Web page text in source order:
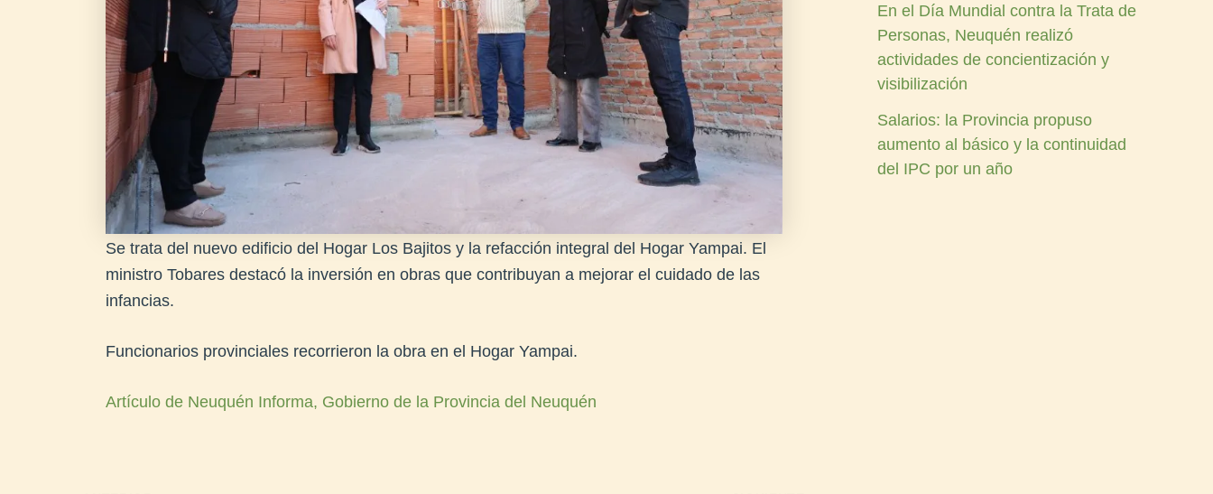
Se trata del nuevo edificio del Hogar Los Bajitos y la refacción integral del Hogar Yampai. El
ministro Tobares destacó la inversión en obras que contribuyan a mejorar el cuidado de las
infancias.
Funcionarios provinciales recorrieron la obra en el Hogar Yampai.
Artículo de Neuquén Informa, Gobierno de la Provincia del Neuquén
En el Día Mundial contra la Trata de
Personas, Neuquén realizó
actividades de concientización y
visibilización
Salarios: la Provincia propuso
aumento al básico y la continuidad
del IPC por un año